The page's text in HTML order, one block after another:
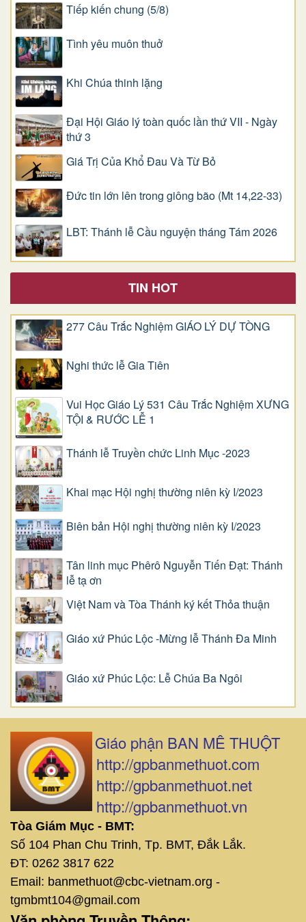
Tiếp kiến chung (5/8)
Tình yêu muôn thuở
Khi Chúa thinh lặng
Đại Hội Giáo lý toàn quốc lần thứ VII - Ngày
thứ 3
Giá Trị Của Khổ Ðau Và Từ Bỏ
Đức tin lớn lên trong giông bão (Mt 14,22-33)
LBT: Thánh lễ Cầu nguyện tháng Tám 2026
TIN HOT
277 Câu Trắc Nghiệm GIÁO LÝ DỰ TÒNG
Nghi thức lễ Gia Tiên
Vui Học Giáo Lý 531 Câu Trắc Nghiệm XƯNG
TỘI & RƯỚC LỄ 1
Thánh lễ Truyền chức Linh Mục -2023
Khai mạc Hội nghị thường niên kỳ I/2023
Biên bản Hội nghị thường niên kỳ I/2023
Tân linh mục Phêrô Nguyễn Tiến Đạt: Thánh
lễ tạ ơn
Việt Nam và Tòa Thánh ký kết Thỏa thuận
Giáo xứ Phúc Lộc -Mừng lễ Thánh Đa Minh
Giáo xứ Phúc Lộc: Lễ Chúa Ba Ngôi
Giáo phận BAN MÊ THUỘT
http://gpbanmethuot.com
http://gpbanmethuot.net
http://gpbanmethuot.vn
Tòa Giám Mục - BMT:
Số 104 Phan Chu Trinh, Tp. BMT, Đắk Lắk.
ĐT: 0262 3817 622
Email: banmethuot@cbc-vietnam.org -
tgmbmt104@gmail.com